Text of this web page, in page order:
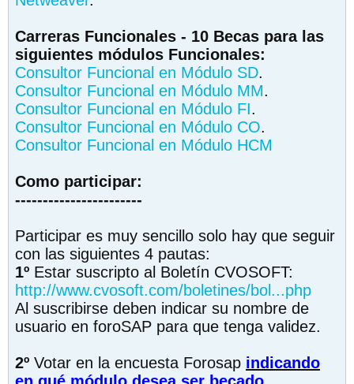
Carreras Funcionales - 10 Becas para las
siguientes módulos Funcionales:
Consultor Funcional en Módulo SD.
Consultor Funcional en Módulo MM.
Consultor Funcional en Módulo FI.
Consultor Funcional en Módulo CO.
Consultor Funcional en Módulo HCM
Como participar:
-----------------------
Participar es muy sencillo solo hay que seguir
con las siguientes 4 pautas:
1º Estar suscripto al Boletín CVOSOFT:
http://www.cvosoft.com/boletines/bol...php
Al suscribirse deben indicar su nombre de
usuario en foroSAP para que tenga validez.
2º Votar en la encuesta Forosap indicando